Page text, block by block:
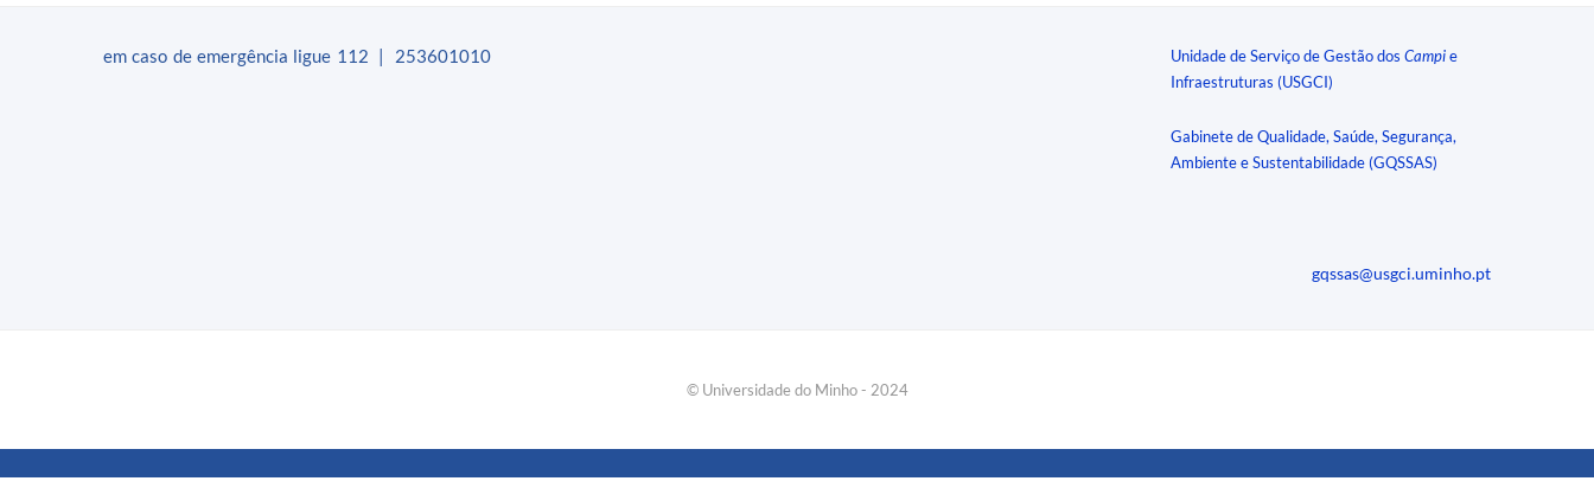
em caso de emergência ligue 112 | 253601010​ Unidade de Serviço de Gestão dos Campie
Infraestruturas (USGCI)
Gabinete de Qualidade, Saúde, Segurança,
Ambiente e Sustentabilidade (GQSSAS)
gqssas@usgci.uminho.pt
​© Universidade do Minho - 2024